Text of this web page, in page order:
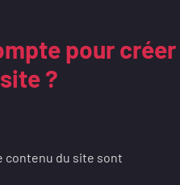
pour créer
?
contenu du site sont